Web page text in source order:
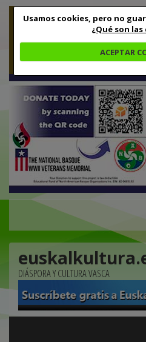
Usamos cookies, pero no
¿Qué son las
ACEPTAR
DIÁSPORA Y CULTURA VASCA